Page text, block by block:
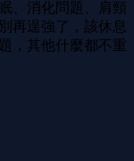
、消化問題、肩頸
再逞強了，該休息
，其他什麼都不重